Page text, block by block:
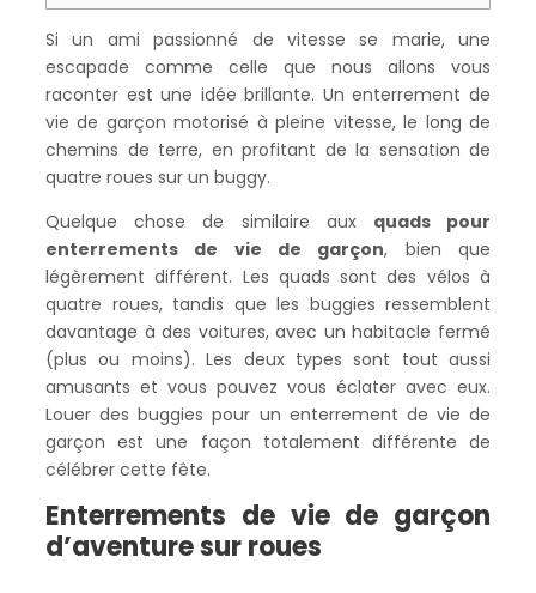
Si un ami passionné de vitesse se marie, une
escapade comme celle que nous allons vous
raconter est une idée brillante. Un enterrement de
vie de garçon motorisé à pleine vitesse, le long de
chemins de terre, en profitant de la sensation de
quatre roues sur un buggy.
Quelque chose de similaire aux quads pour
enterrements de vie de garçon, bien que
légèrement différent. Les quads sont des vélos à
quatre roues, tandis que les buggies ressemblent
davantage à des voitures, avec un habitacle fermé
(plus ou moins). Les deux types sont tout aussi
amusants et vous pouvez vous éclater avec eux.
Louer des buggies pour un enterrement de vie de
garçon est une façon totalement différente de
célébrer cette fête.
Enterrements de vie de garçon
d’aventure sur roues